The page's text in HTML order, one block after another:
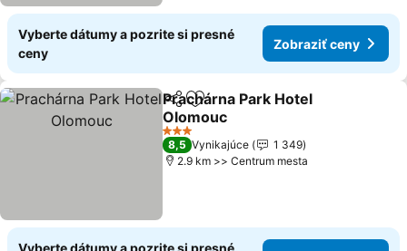
Vyberte dátumy a pozrite si presné
ceny
Zobraziť ceny
ZdieľaťPridať do obľúbených
Prachárna Park Hotel
Olomouc
3 Počet hviezdičiek
8,5 Vynikajúce
1 349
2.9 km >> Centrum mesta
Vyberte dátumy a pozrite si presné